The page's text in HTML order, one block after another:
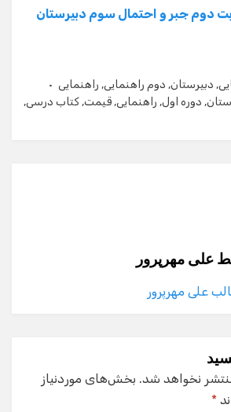
دوم جبر و احتمال سوم دبیرستان
, دبیرستان, دوم راهنمایی, راهنمایی
, دوره اول, راهنمایی, قیمت, کتاب درسی,
علی مهرپرور
علی مهرپرور
نخواهد شد. بخش‌های موردنیاز
*